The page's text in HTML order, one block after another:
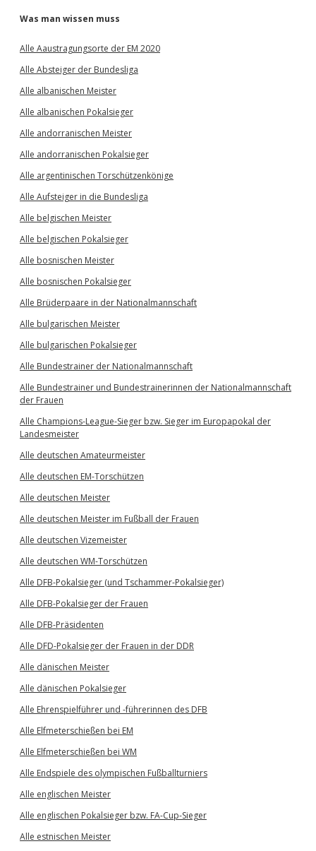
Was man wissen muss
Alle Aaustragungsorte der EM 2020
Alle Absteiger der Bundesliga
Alle albanischen Meister
Alle albanischen Pokalsieger
Alle andorranischen Meister
Alle andorranischen Pokalsieger
Alle argentinischen Torschützenkönige
Alle Aufsteiger in die Bundesliga
Alle belgischen Meister
Alle belgischen Pokalsieger
Alle bosnischen Meister
Alle bosnischen Pokalsieger
Alle Brüderpaare in der Nationalmannschaft
Alle bulgarischen Meister
Alle bulgarischen Pokalsieger
Alle Bundestrainer der Nationalmannschaft
Alle Bundestrainer und Bundestrainerinnen der Nationalmannschaft
der Frauen
Alle Champions-League-Sieger bzw. Sieger im Europapokal der
Landesmeister
Alle deutschen Amateurmeister
Alle deutschen EM-Torschützen
Alle deutschen Meister
Alle deutschen Meister im Fußball der Frauen
Alle deutschen Vizemeister
Alle deutschen WM-Torschützen
Alle DFB-Pokalsieger (und Tschammer-Pokalsieger)
Alle DFB-Pokalsieger der Frauen
Alle DFB-Präsidenten
Alle DFD-Pokalsieger der Frauen in der DDR
Alle dänischen Meister
Alle dänischen Pokalsieger
Alle Ehrenspielführer und -führerinnen des DFB
Alle Elfmeterschießen bei EM
Alle Elfmeterschießen bei WM
Alle Endspiele des olympischen Fußballturniers
Alle englischen Meister
Alle englischen Pokalsieger bzw. FA-Cup-Sieger
Alle estnischen Meister